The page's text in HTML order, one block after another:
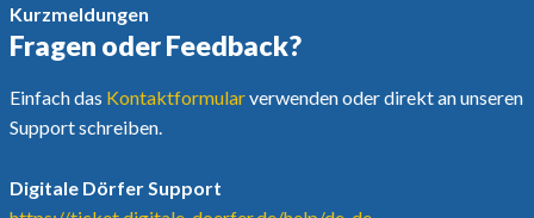
Kurzmeldungen
Fragen oder Feedback?
Einfach das Kontaktformularverwenden oder direkt an unseren
Support schreiben.
Digitale Dörfer Support